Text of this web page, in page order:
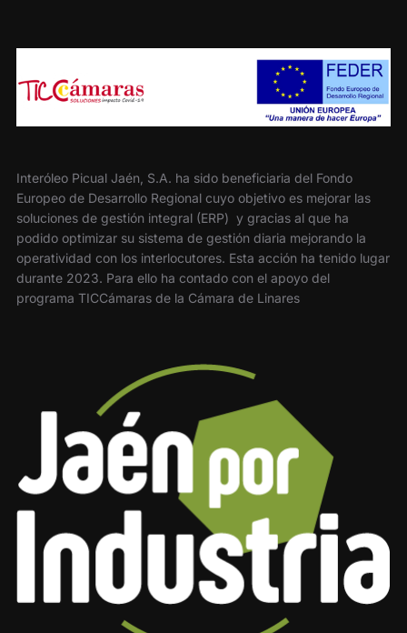
Interóleo Picual Jaén, S.A. ha sido beneficiaria del Fondo
Europeo de Desarrollo Regional cuyo objetivo es mejorar las
soluciones de gestión integral (ERP) y gracias al que ha
podido optimizar su sistema de gestión diaria mejorando la
operatividad con los interlocutores. Esta acción ha tenido lugar
durante 2023. Para ello ha contado con el apoyo del
programa TICCámaras de la Cámara de Linares